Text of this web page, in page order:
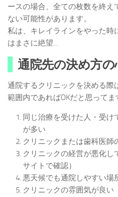
ースの場合、全ての枚数を終え
ない可能性があります。
私は、キレイラインをやった
はまさに絶望…
通院先の決め方の
通院するクリニックを決める際
範囲内であればOKだと思ってま
同じ治療を受けた人・受け
が多い
クリニックまたは歯科医師
クリニックの経営が悪化し
サイトで確認）
悪天候でも通院しやすい場
クリニックの雰囲気が良い